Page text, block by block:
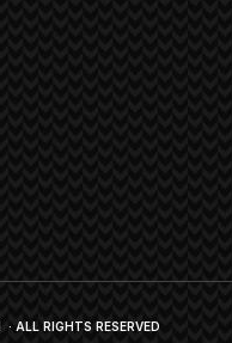
· ALL RIGHTS RESERVED